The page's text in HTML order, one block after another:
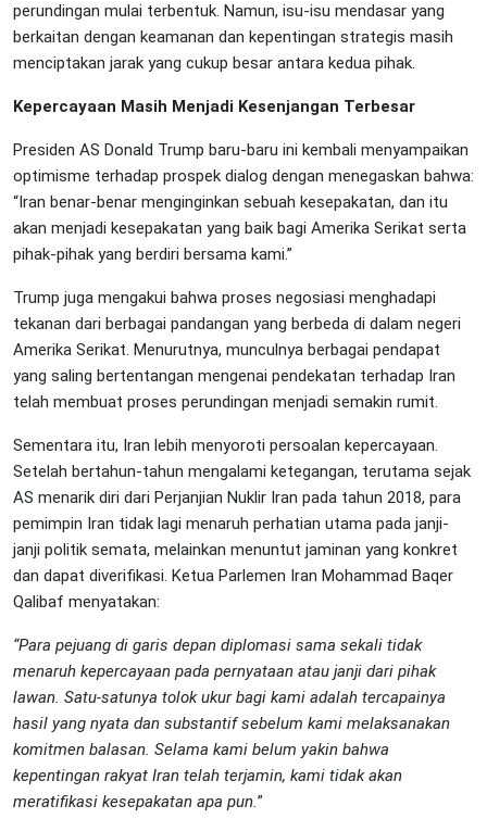
perundingan mulai terbentuk. Namun, isu-isu mendasar yang
berkaitan dengan keamanan dan kepentingan strategis masih
menciptakan jarak yang cukup besar antara kedua pihak.
Kepercayaan Masih Menjadi Kesenjangan Terbesar
Presiden AS Donald Trump baru-baru ini kembali menyampaikan
optimisme terhadap prospek dialog dengan menegaskan bahwa:
“Iran benar-benar menginginkan sebuah kesepakatan, dan itu
akan menjadi kesepakatan yang baik bagi Amerika Serikat serta
pihak-pihak yang berdiri bersama kami.”
Trump juga mengakui bahwa proses negosiasi menghadapi
tekanan dari berbagai pandangan yang berbeda di dalam negeri
Amerika Serikat. Menurutnya, munculnya berbagai pendapat
yang saling bertentangan mengenai pendekatan terhadap Iran
telah membuat proses perundingan menjadi semakin rumit.
Sementara itu, Iran lebih menyoroti persoalan kepercayaan.
Setelah bertahun-tahun mengalami ketegangan, terutama sejak
AS menarik diri dari Perjanjian Nuklir Iran pada tahun 2018, para
pemimpin Iran tidak lagi menaruh perhatian utama pada janji-
janji politik semata, melainkan menuntut jaminan yang konkret
dan dapat diverifikasi. Ketua Parlemen Iran Mohammad Baqer
Qalibaf menyatakan:
“Para pejuang di garis depan diplomasi sama sekali tidak
menaruh kepercayaan pada pernyataan atau janji dari pihak
lawan. Satu-satunya tolok ukur bagi kami adalah tercapainya
hasil yang nyata dan substantif sebelum kami melaksanakan
komitmen balasan. Selama kami belum yakin bahwa
kepentingan rakyat Iran telah terjamin, kami tidak akan
meratifikasi kesepakatan apa pun.”